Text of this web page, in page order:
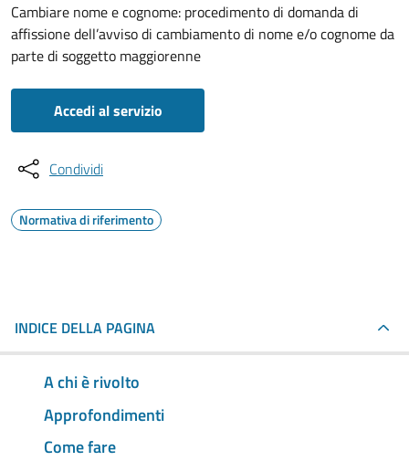
Cambiare nome e cognome: procedimento di domanda di
affissione dell’avviso di cambiamento di nome e/o cognome da
parte di soggetto maggiorenne
Accedi al servizio
Condividi
Normativa di riferimento
INDICE DELLA PAGINA
A chi è rivolto
Approfondimenti
Come fare